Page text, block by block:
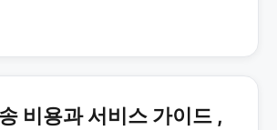
비용과 서비스 가이드 ,